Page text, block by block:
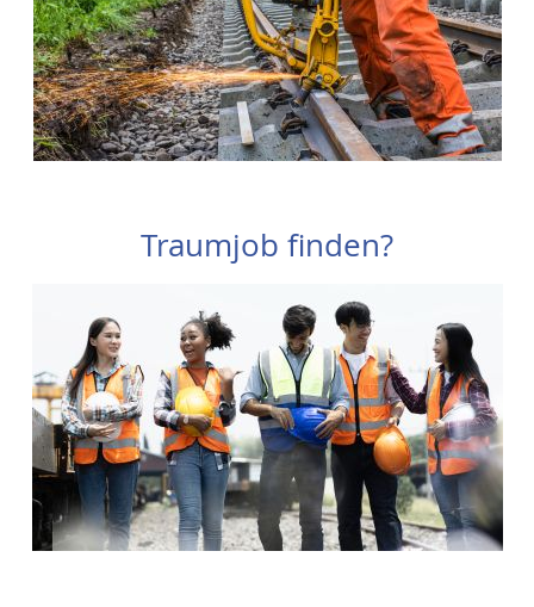
Traumjob finden?